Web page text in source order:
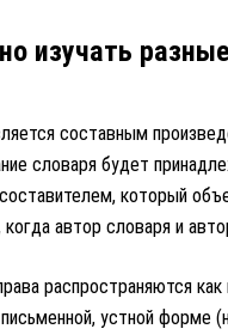
изучать
составным
словаря будет
который
когда автор словаря и
распространяются
устной форме